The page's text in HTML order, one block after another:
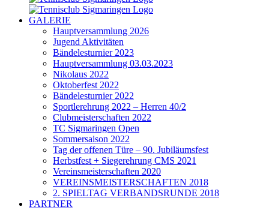
GALERIE
Hauptversammlung 2026
Jugend Aktivitäten
Bändelesturnier 2023
Hauptversammlung 03.03.2023
Nikolaus 2022
Oktoberfest 2022
Bändelesturnier 2022
Sportlerehrung 2022 – Herren 40/2
Clubmeisterschaften 2022
TC Sigmaringen Open
Sommersaison 2022
Tag der offenen Türe – 90. Jubiläumsfest
Herbstfest + Siegerehrung CMS 2021
Vereinsmeisterschaften 2020
VEREINSMEISTERSCHAFTEN 2018
2. SPIELTAG VERBANDSRUNDE 2018
PARTNER